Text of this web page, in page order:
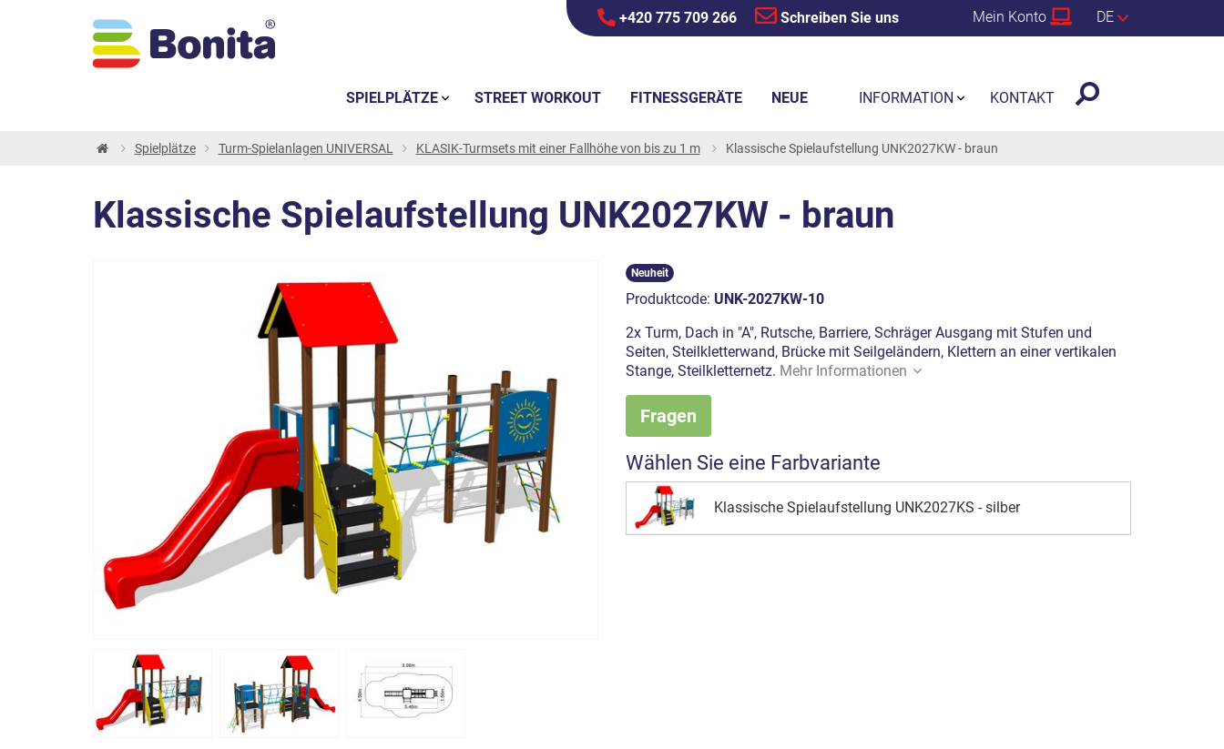
+420 775 709 266 Schreiben Sie uns Mein Konto DE
Spielplätze Turm-Spielanlagen UNIVERSAL KLASIK-Turmsets mit einer Fallhöhe von bis zu 1 m Klassische Spielaufstellung UNK2027KW - braun
Klassische Spielaufstellung UNK2027KW - braun
Neuheit
Produktcode: UNK-2027KW-10
2x Turm, Dach in "A", Rutsche, Barriere, Schräger Ausgang mit Stufen und
Seiten, Steilkletterwand, Brücke mit Seilgeländern, Klettern an einer vertikalen
Stange, Steilkletternetz. Mehr Informationen
Fragen
Wählen Sie eine Farbvariante
Klassische Spielaufstellung UNK2027KS - silber
SPIELPLÄTZE STREET WORKOUT FITNESSGERÄTE NEUE INFORMATION KONTAKT